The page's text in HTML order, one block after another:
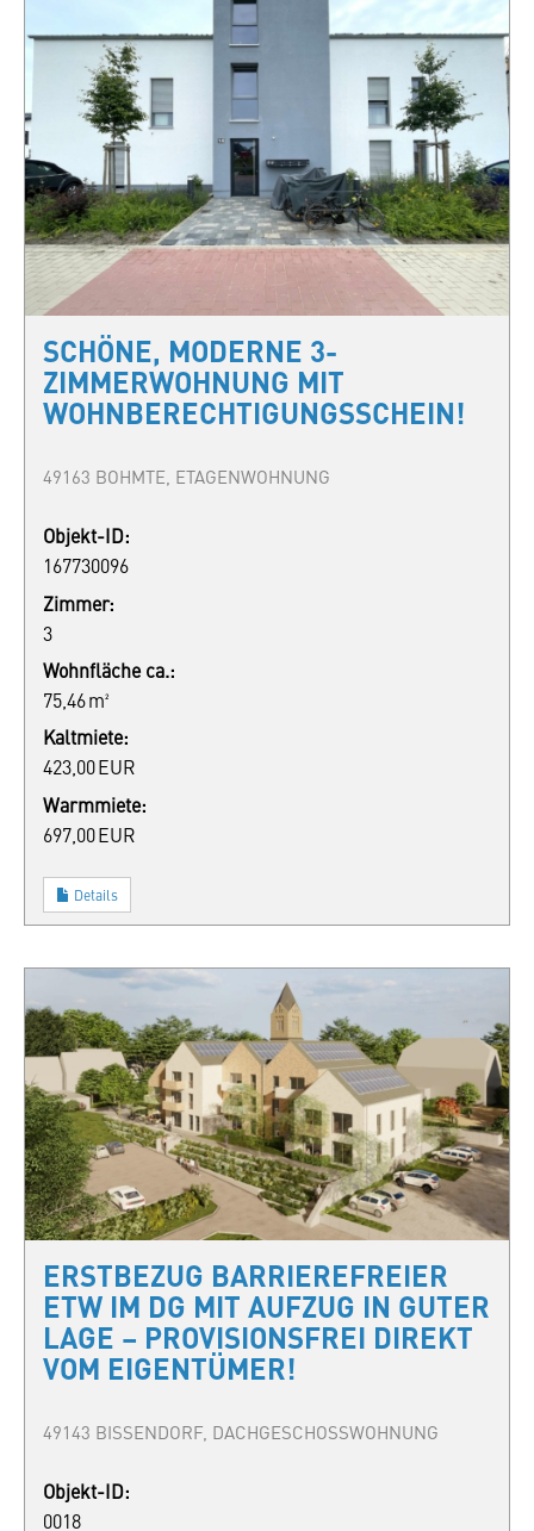
SCHÖNE, MODERNE 3-
ZIMMERWOHNUNG MIT
WOHNBERECHTIGUNGSSCHEIN!
49163 BOHMTE, ETAGENWOHNUNG
Objekt-ID:
167730096
Zimmer:
3
Wohnfläche ca.:
75,46 m²
Kaltmiete:
423,00 EUR
Warmmiete:
697,00 EUR
Details
ERSTBEZUG BARRIEREFREIER
ETW IM DG MIT AUFZUG IN GUTER
LAGE – PROVISIONSFREI DIREKT
VOM EIGENTÜMER!
49143 BISSENDORF, DACHGESCHOSSWOHNUNG
Objekt-ID:
0018